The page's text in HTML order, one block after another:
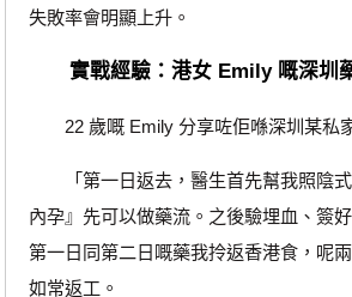
失敗率會明顯上升。
實戰經驗：港女 Emily 嘅深圳
22 歲嘅 Emily 分享咗佢喺深圳某私家
「第一日返去，醫生首先幫我照陰式
內孕』先可以做藥流。之後驗埋血、簽
第一日同第二日嘅藥我拎返香港食，呢
如常返工。